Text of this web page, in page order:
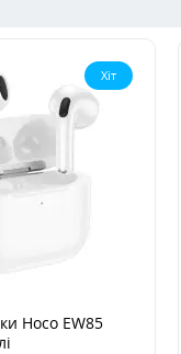
Хіт
Hoco EW85